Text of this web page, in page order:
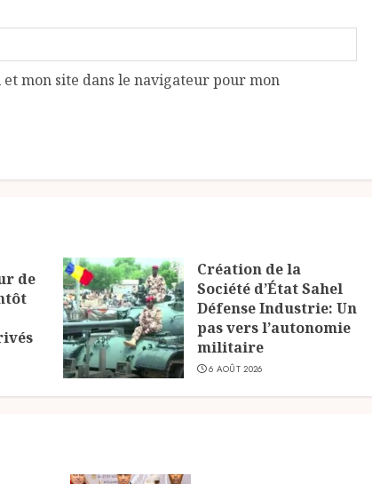
mon site dans le navigateur pour mon
de
Création de la
Société d’État Sahel
Défense Industrie: Un
pas vers l’autonomie
militaire
6 AOÛT 2026